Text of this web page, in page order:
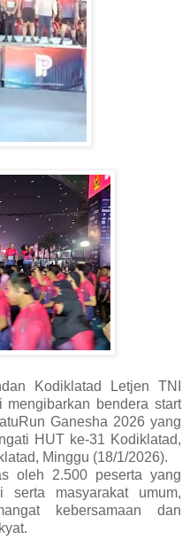
Kodiklatad Letjen TNI
mengibarkan bendera start
Ganesha 2026 yang
HUT ke-31 Kodiklatad,
Minggu (18/1/2026).
oleh 2.500 peserta yang
masyarakat umum,
kebersamaan dan